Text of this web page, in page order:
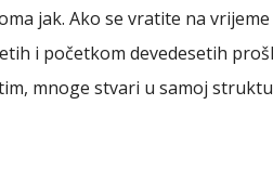
jak. Ako se vratite na vrijeme
i početkom devedesetih
mnoge stvari u samoj